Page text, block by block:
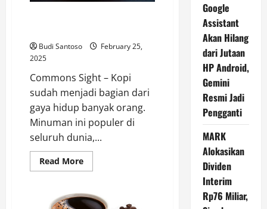
Budi Santoso
February 25,
2025
Commons Sight – Kopi
sudah menjadi bagian dari
gaya hidup banyak orang.
Minuman ini populer di
seluruh dunia,...
Read MoreRead
more
Jumlah
Kopi
Google
Assistant
Akan Hilang
dari Jutaan
HP Android,
Gemini
Resmi Jadi
Pengganti
MARK
Alokasikan
Dividen
Interim
Rp76 Miliar,